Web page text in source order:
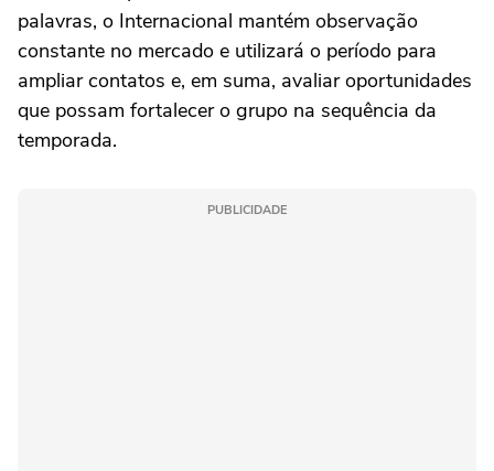
palavras, o Internacional mantém observação
constante no mercado e utilizará o período para
ampliar contatos e, em suma, avaliar oportunidades
que possam fortalecer o grupo na sequência da
temporada.
PUBLICIDADE